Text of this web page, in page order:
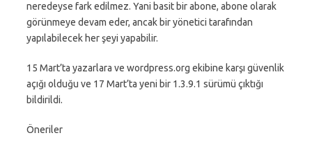
neredeyse fark edilmez. Yani basit bir abone, abone olarak
görünmeye devam eder, ancak bir yönetici tarafından
yapılabilecek her şeyi yapabilir.
15 Mart’ta yazarlara ve wordpress.org ekibine karşı güvenlik
açığı olduğu ve 17 Mart’ta yeni bir 1.3.9.1 sürümü çıktığı
bildirildi.
Öneriler